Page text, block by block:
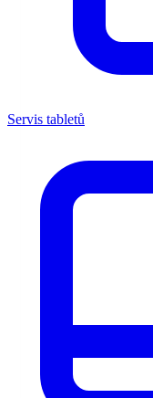
Servis tabletů